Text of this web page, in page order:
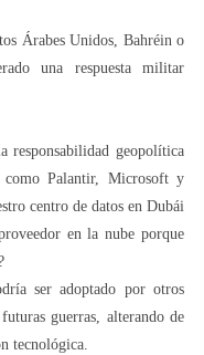
Árabes Unidos, Bahréin o
una respuesta militar
responsabilidad geopolítica
como Palantir, Microsoft y
centro de datos en Dubái
en la nube porque
ser adoptado por otros
guerras, alterando de
tecnológica.